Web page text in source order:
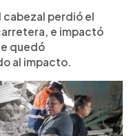
perdió el
e impactó
quedó
al impacto.